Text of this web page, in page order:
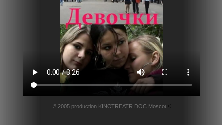
© 2005 production KINOTREATR.DOC Moscou<